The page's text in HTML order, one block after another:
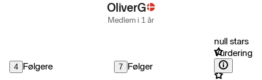
OliverG
Medlem i 1 år
4 Følgere 7 Følger
null stars
Vurdering